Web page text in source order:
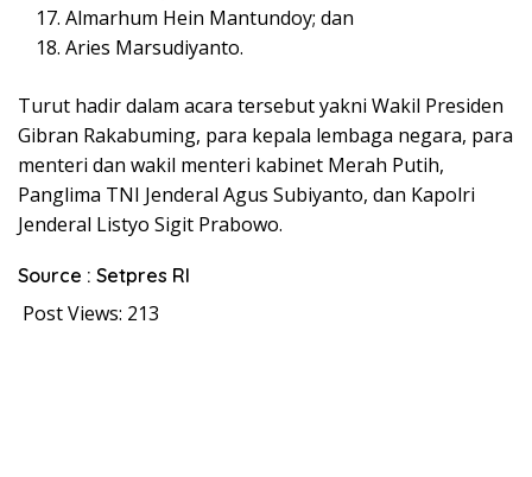
Almarhum Hein Mantundoy; dan
Aries Marsudiyanto.
Turut hadir dalam acara tersebut yakni Wakil Presiden
Gibran Rakabuming, para kepala lembaga negara, para
menteri dan wakil menteri kabinet Merah Putih,
Panglima TNI Jenderal Agus Subiyanto, dan Kapolri
Jenderal Listyo Sigit Prabowo.
Source : Setpres RI
Post Views: 213